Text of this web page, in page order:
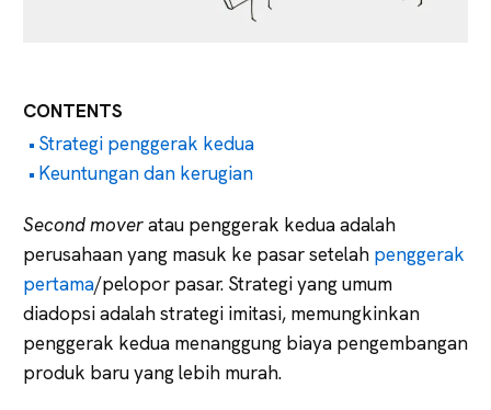
CONTENTS
Strategi penggerak kedua
Keuntungan dan kerugian
Second moveratau penggerak kedua adalah
perusahaan yang masuk ke pasar setelah penggerak
pertama/pelopor pasar. Strategi yang umum
diadopsi adalah strategi imitasi, memungkinkan
penggerak kedua menanggung biaya pengembangan
produk baru yang lebih murah.